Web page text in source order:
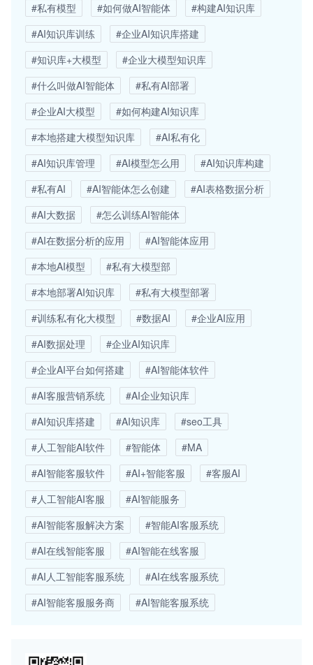
#私有模型
#如何做AI智能体
#构建AI知识库
#AI知识库训练
#企业AI知识库搭建
#知识库+大模型
#企业大模型知识库
#什么叫做AI智能体
#私有AI部署
#企业AI大模型
#如何构建AI知识库
#本地搭建大模型知识库
#AI私有化
#AI知识库管理
#AI模型怎么用
#AI知识库构建
#私有AI
#AI智能体怎么创建
#AI表格数据分析
#AI大数据
#怎么训练AI智能体
#AI在数据分析的应用
#AI智能体应用
#本地AI模型
#私有大模型部
#本地部署AI知识库
#私有大模型部署
#训练私有化大模型
#数据AI
#企业AI应用
#AI数据处理
#企业AI知识库
#企业AI平台如何搭建
#AI智能体软件
#AI客服营销系统
#AI企业知识库
#AI知识库搭建
#AI知识库
#seo工具
#人工智能AI软件
#智能体
#MA
#AI智能客服软件
#AI+智能客服
#客服AI
#人工智能AI客服
#AI智能服务
#AI智能客服解决方案
#智能AI客服系统
#AI在线智能客服
#AI智能在线客服
#AI人工智能客服系统
#AI在线客服系统
#AI智能客服服务商
#AI智能客服系统